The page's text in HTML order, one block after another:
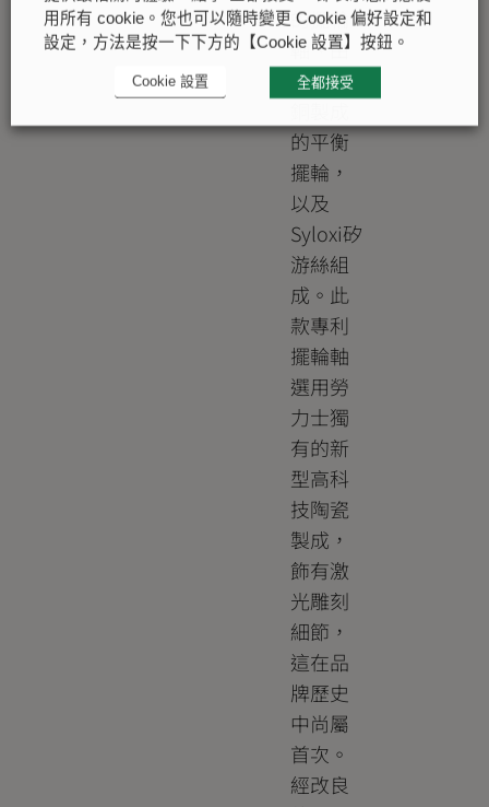
的擺輪
軸、由
改良黃
的平衡
擺輪，
以及
Syloxi矽
游絲組
成。此
款專利
擺輪軸
選用勞
力士獨
有的新
型高科
技陶瓷
製成，
飾有激
光雕刻
細節，
這在品
牌歷史
中尚屬
首次。
經改良
用所有 cookie。您也可以隨時變更 Cookie 偏好設定和
設定，方法是按一下下方的【Cookie 設置】按鈕。
Cookie 設置 全都接受